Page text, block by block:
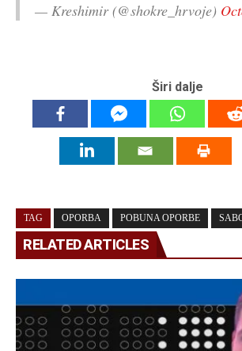
— Kreshimir (@shokre_hrvoje)
Širi dalje
TAG OPORBA POBUNA OPORBE
RELATED ARTICLES